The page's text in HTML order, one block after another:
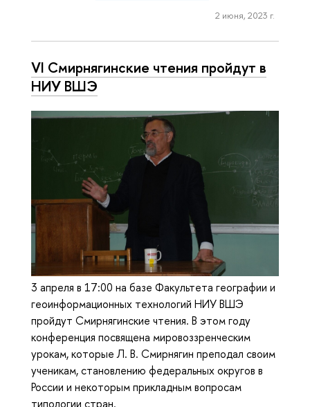
2 июня, 2023 г.
VI Смирнягинские чтения пройдут в
НИУ ВШЭ
3 апреля в 17:00 на базе Факультета географии и
геоинформационных технологий НИУ ВШЭ
пройдут Смирнягинские чтения. В этом году
конференция посвящена мировоззренческим
урокам, которые Л. В. Смирнягин преподал своим
ученикам, становлению федеральных округов в
России и некоторым прикладным вопросам
типологии стран.